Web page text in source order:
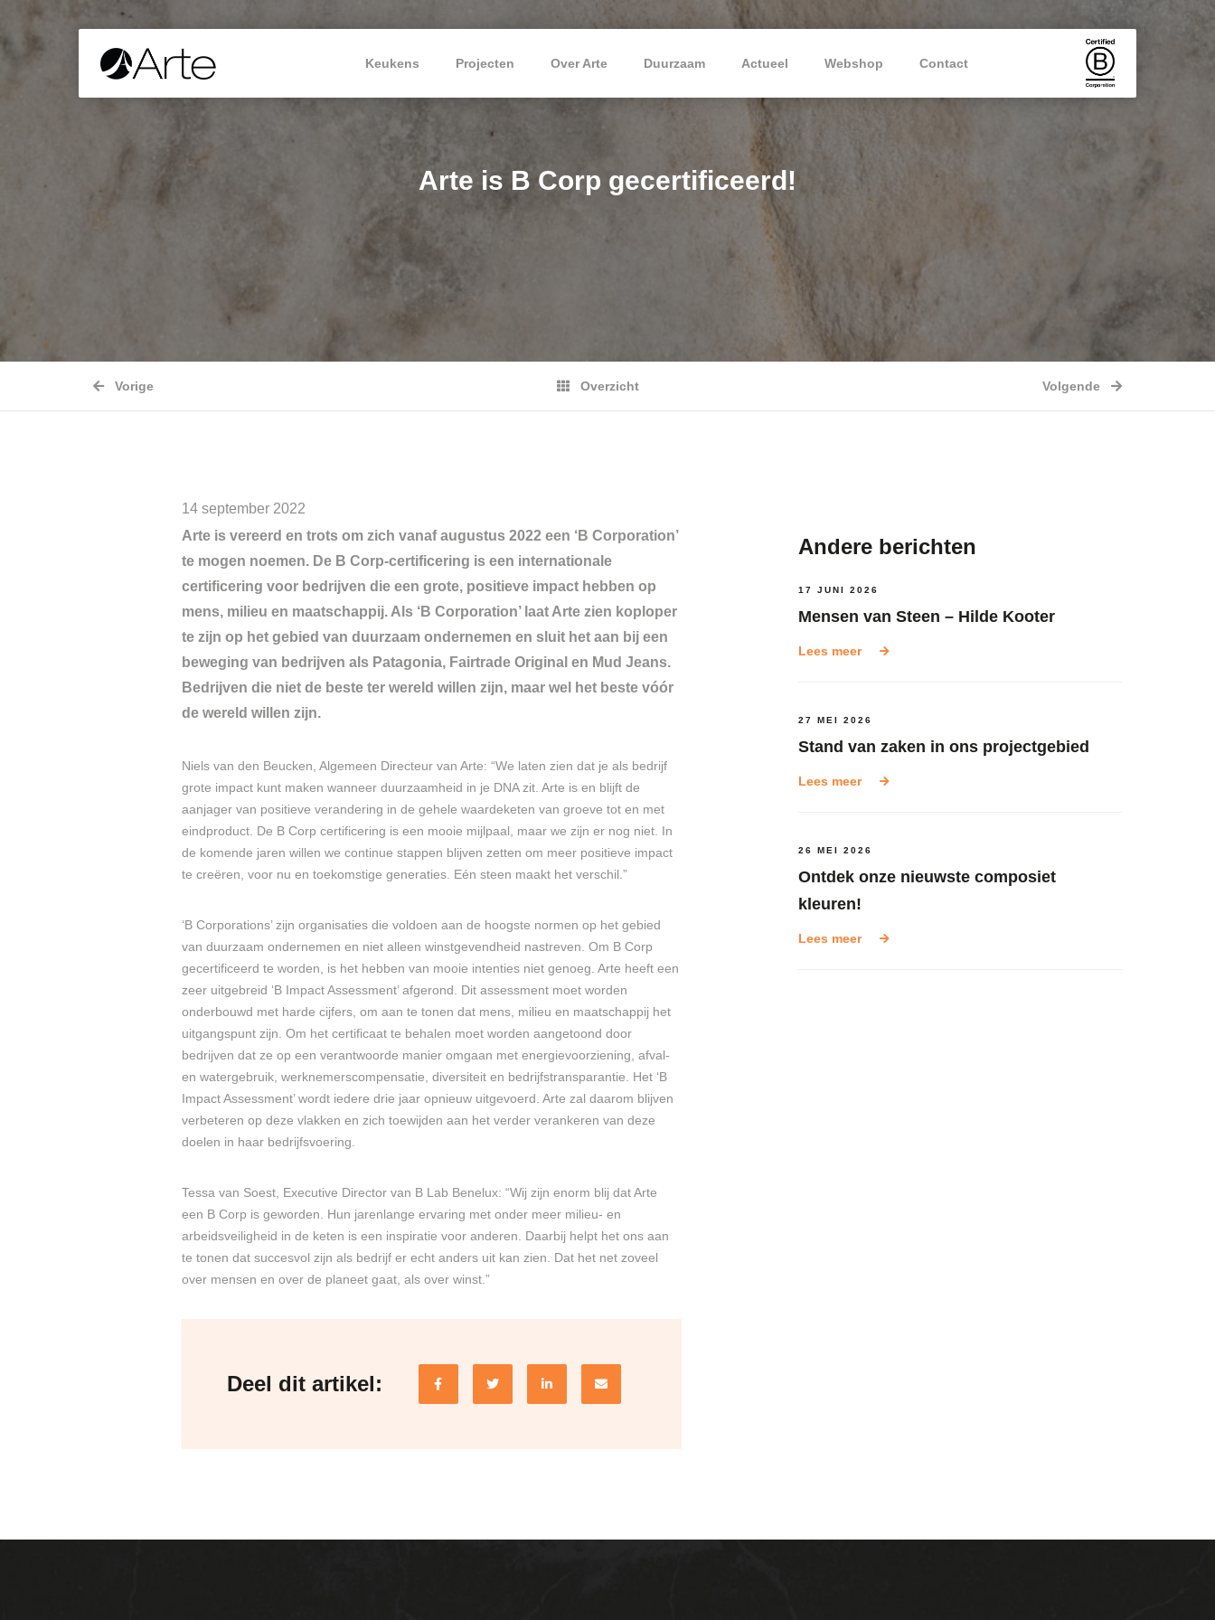
Keukens Projecten Over Arte Duurzaam Actueel Webshop Contact
Arte is B Corp gecertificeerd!
Vorige Overzicht Volgende
14 september 2022
Arte is vereerd en trots om zich vanaf augustus 2022 een ‘B Corporation’
te mogen noemen. De B Corp-certificering is een internationale
certificering voor bedrijven die een grote, positieve impact hebben op
mens, milieu en maatschappij. Als ‘B Corporation’ laat Arte zien koploper
te zijn op het gebied van duurzaam ondernemen en sluit het aan bij een
beweging van bedrijven als Patagonia, Fairtrade Original en Mud Jeans.
Bedrijven die niet de beste ter wereld willen zijn, maar wel het beste vóór
de wereld willen zijn.
Niels van den Beucken, Algemeen Directeur van Arte: “We laten zien dat je als bedrijf
grote impact kunt maken wanneer duurzaamheid in je DNA zit. Arte is en blijft de
aanjager van positieve verandering in de gehele waardeketen van groeve tot en met
eindproduct. De B Corp certificering is een mooie mijlpaal, maar we zijn er nog niet. In
de komende jaren willen we continue stappen blijven zetten om meer positieve impact
te creëren, voor nu en toekomstige generaties. Eén steen maakt het verschil.”
‘B Corporations’ zijn organisaties die voldoen aan de hoogste normen op het gebied
van duurzaam ondernemen en niet alleen winstgevendheid nastreven. Om B Corp
gecertificeerd te worden, is het hebben van mooie intenties niet genoeg. Arte heeft een
zeer uitgebreid ‘B Impact Assessment’ afgerond. Dit assessment moet worden
onderbouwd met harde cijfers, om aan te tonen dat mens, milieu en maatschappij het
uitgangspunt zijn. Om het certificaat te behalen moet worden aangetoond door
bedrijven dat ze op een verantwoorde manier omgaan met energievoorziening, afval-
en watergebruik, werknemerscompensatie, diversiteit en bedrijfstransparantie. Het ‘B
Impact Assessment’ wordt iedere drie jaar opnieuw uitgevoerd. Arte zal daarom blijven
verbeteren op deze vlakken en zich toewijden aan het verder verankeren van deze
doelen in haar bedrijfsvoering.
Tessa van Soest, Executive Director van B Lab Benelux: “Wij zijn enorm blij dat Arte
een B Corp is geworden. Hun jarenlange ervaring met onder meer milieu- en
arbeidsveiligheid in de keten is een inspiratie voor anderen. Daarbij helpt het ons aan
te tonen dat succesvol zijn als bedrijf er echt anders uit kan zien. Dat het net zoveel
over mensen en over de planeet gaat, als over winst.”
Deel dit artikel:
Andere berichten
17 JUNI 2026
Mensen van Steen – Hilde Kooter
Lees meer
27 MEI 2026
Stand van zaken in ons projectgebied
Lees meer
26 MEI 2026
Ontdek onze nieuwste composiet
kleuren!
Lees meer